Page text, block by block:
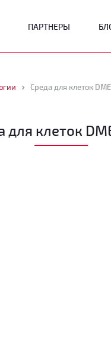
ПАРТНЕРЫ
Среда для клеток
для клеток